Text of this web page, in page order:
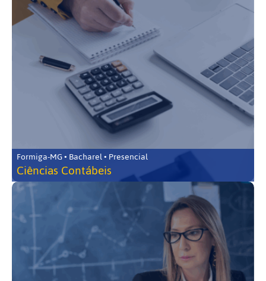
Formiga-MG • Bacharel • Presencial
Ciências Contábeis